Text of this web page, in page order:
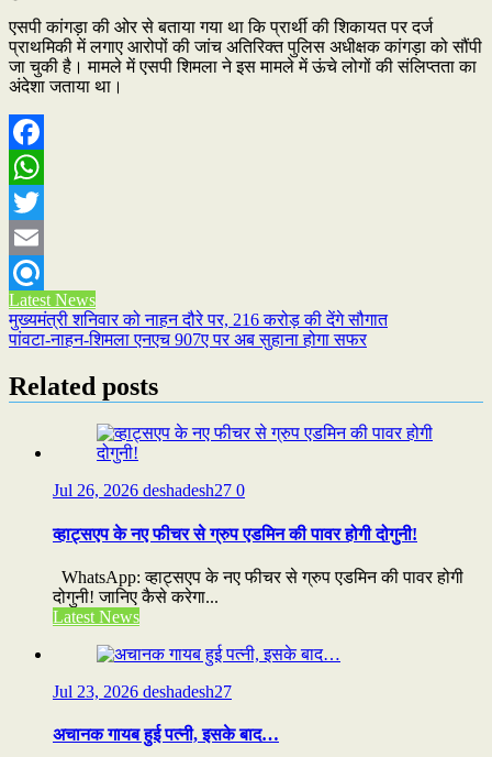
एसपी कांगड़ा की ओर से बताया गया था कि प्रार्थी की शिकायत पर दर्ज
प्राथमिकी में लगाए आरोपों की जांच अतिरिक्त पुलिस अधीक्षक कांगड़ा को सौंपी
जा चुकी है। मामले में एसपी शिमला ने इस मामले में ऊंचे लोगों की संलिप्तता का
अंदेशा जताया था।
Facebook
WhatsApp
Twitter
Email
Refind
Latest News
Post
navigation
मुख्यमंत्री शनिवार को नाहन दौरे पर, 216 करोड़ की देंगे सौगात
पांवटा-नाहन-शिमला एनएच 907ए पर अब सुहाना होगा सफर
Related posts
Jul 26, 2026 deshadesh27 0
व्हाट्सएप के नए फीचर से ग्रुप एडमिन की पावर होगी दोगुनी!
WhatsApp: व्हाट्सएप के नए फीचर से ग्रुप एडमिन की पावर होगी
दोगुनी! जानिए कैसे करेगा...
Latest News
Jul 23, 2026 deshadesh27
अचानक गायब हुई पत्नी, इसके बाद…